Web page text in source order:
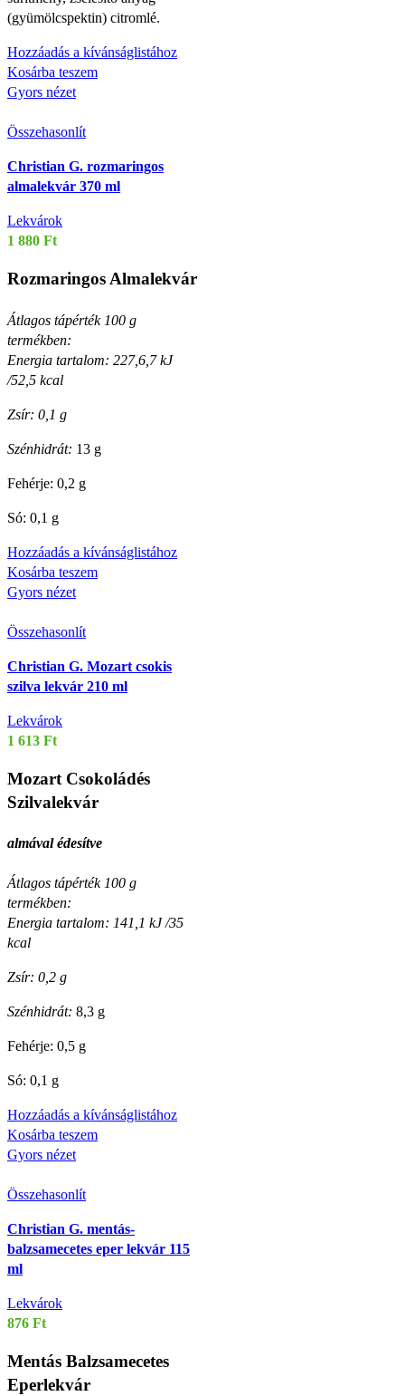
(gyümölcspektin) citromlé.
Hozzáadás a kívánságlistához
Kosárba teszem
Gyors nézet
Összehasonlít
Christian G. rozmaringos
almalekvár 370 ml
Lekvárok
1 880 Ft
Rozmaringos Almalekvár
Átlagos tápérték 100 g
termékben:
Energia tartalom: 227,6,7 kJ
/52,5 kcal
Zsír: 0,1 g
Szénhidrát: 13 g
Fehérje: 0,2 g
Só: 0,1 g
Hozzáadás a kívánságlistához
Kosárba teszem
Gyors nézet
Összehasonlít
Christian G. Mozart csokis
szilva lekvár 210 ml
Lekvárok
1 613 Ft
Mozart Csokoládés
Szilvalekvár
almával édesítve
Átlagos tápérték 100 g
termékben:
Energia tartalom: 141,1 kJ /35
kcal
Zsír: 0,2 g
Szénhidrát: 8,3 g
Fehérje: 0,5 g
Só: 0,1 g
Hozzáadás a kívánságlistához
Kosárba teszem
Gyors nézet
Összehasonlít
Christian G. mentás-
balzsamecetes eper lekvár 115
ml
Lekvárok
876 Ft
Mentás Balzsamecetes
Eperlekvár